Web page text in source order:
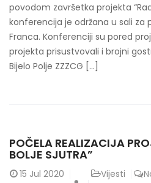
povodom završetka projekta
konferencija je održana u sali za
Franca. Konferenciji su pored
projekta prisustvovali i brojni
Bijelo Polje ZZZCG […]
POČELA REALIZACIJA
BOLJE SJUTRA”
15 Jul 2020 Vijesti